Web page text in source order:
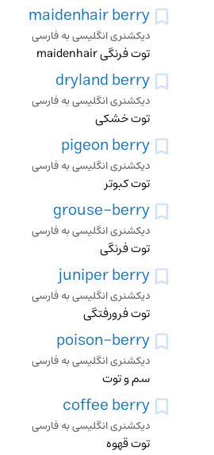
maidenhair berry
دیکشنری انگلیسی به فارسی
توت فرنگی maidenhair
dryland berry
دیکشنری انگلیسی به فارسی
توت خشکی
pigeon berry
دیکشنری انگلیسی به فارسی
توت کبوتر
grouse-berry
دیکشنری انگلیسی به فارسی
توت فرنگی
juniper berry
دیکشنری انگلیسی به فارسی
توت فرورفتگی
poison-berry
دیکشنری انگلیسی به فارسی
سم و توت
coffee berry
دیکشنری انگلیسی به فارسی
توت قهوه